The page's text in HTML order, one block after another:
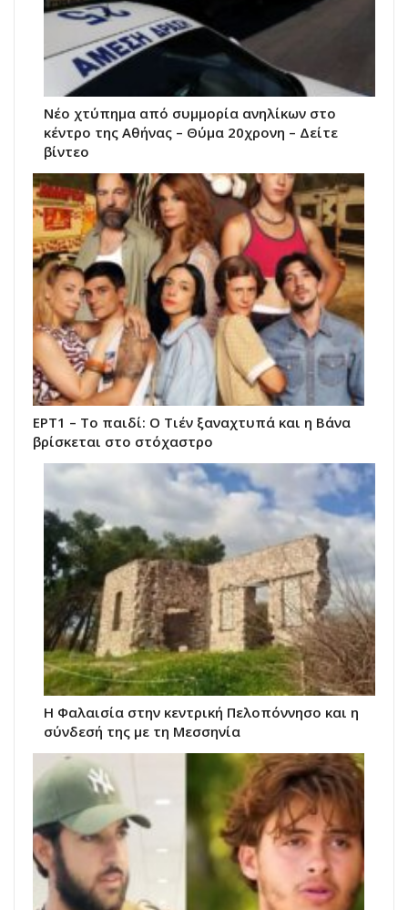
Νέο χτύπημα από συμμορία ανηλίκων στο
κέντρο της Αθήνας – Θύμα 20χρονη – Δείτε
βίντεο
ΕΡΤ1 – Το παιδί: Ο Τιέν ξαναχτυπά και η Βάνα
βρίσκεται στο στόχαστρο
Η Φαλαισία στην κεντρική Πελοπόννησο και η
σύνδεσή της με τη Μεσσηνία